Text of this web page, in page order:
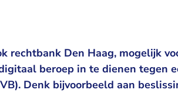
rechtbank Den Haag, mogelijk
beroep in te dienen tegen
Denk bijvoorbeeld aan